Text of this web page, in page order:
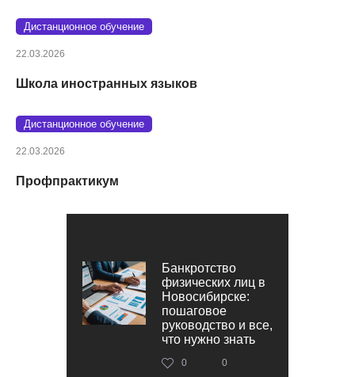
Дистанционное обучение
22.03.2026
Школа иностранных языков
Дистанционное обучение
22.03.2026
Профпрактикум
Банкротство
физических лиц в
Новосибирске:
пошаговое
руководство и все,
что нужно знать
0 0